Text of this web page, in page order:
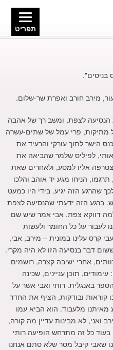
מירב חורב ואפרת שר-שלום.
לצפת, ומשב רך של אהבה
מתיקות, פרי עמל של שתים-עשרה
הישר לתוך עורקי והרעיד את
לפיליס שלמר שהביאה את
אליו למסע, ולאחרים שאת
הניחו מגע יד אוהב והלכו
שהרגע הזה יגיע. בידי היו כמעט
ברגע הזה ידעתי שהנסיעה לצפת
למה דווקא צפת. אבי אמר שיש שם
לעבור על כל החומר ולעשות
קרס עלינו במונית – מירב, אבי,
דבר בנסיעה הזו לא היה מקרי.
אחרי ישיבה קצרה, רושמים
תוכן עניינים, שכינה
באנגלית. רותי ואבי אשר על
קוראות ובודקות, הציף את החדר
מאיתנו מלעבוד. הוא הביא עמו
ואני, לא מבינות עדיין מה קורה,
כל זה מתרחש הופיעה רותי
שאבי קיבל מסר שלא סתם אנחנו
תפריט